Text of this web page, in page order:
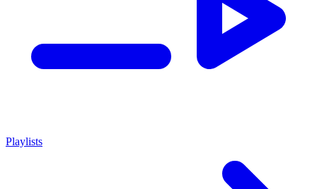
Playlists